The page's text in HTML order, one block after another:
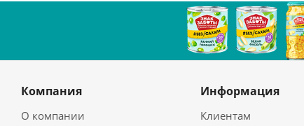
Компания
О компании
Информация
Клиентам